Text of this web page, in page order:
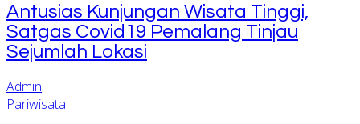
Antusias Kunjungan Wisata Tinggi,
Satgas Covid19 Pemalang Tinjau
Sejumlah Lokasi
Admin
Pariwisata